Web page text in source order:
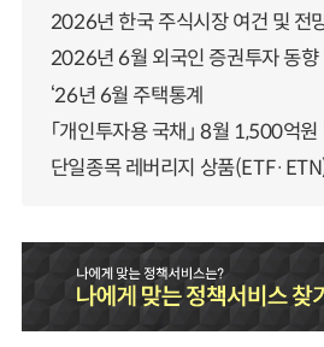
2026년 한국 주식시장 여건 및 전
2026년 6월 외국인 증권투자 동향
‘26년 6월 주택통계
「개인투자용 국채」 8월 1,500억